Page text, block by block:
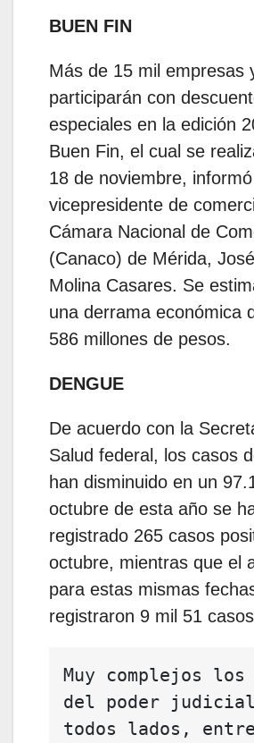
BUEN FIN
Más de 15 mil empresas
participarán con
especiales en la edición
Buen Fin, el cual se
18 de noviembre,
vicepresidente de
Cámara Nacional de
(Canaco) de Mérida,
Molina Casares. Se
una derrama económica
586 millones de pesos.
DENGUE
De acuerdo con la
Salud federal, los casos
han disminuido en un
octubre de esta año se
registrado 265 casos
octubre, mientras que el
para estas mismas
registraron 9 mil 51
Muy complejos los
del poder
todos lados,